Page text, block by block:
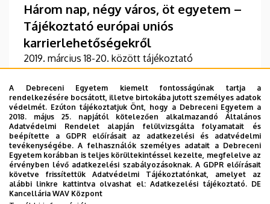
Három nap, négy város, öt egyetem –
Tájékoztató európai uniós
karrierlehetőségekről
2019. március 18-20. között tájékoztató
előadásokra került sor az EPSO versenyvizsgákon
keresztül pályázható európai uniós
karrierlehetőségekről.
TOVÁBB
Oldalszámozás
A Debreceni Egyetem kiemelt fontosságúnak tartja a
rendelkezésére bocsátott, illetve birtokába jutott személyes adatok
védelmét. Ezúton tájékoztatjuk Önt, hogy a Debreceni Egyetem a
2018. május 25. napjától kötelezően alkalmazandó Általános
Adatvédelmi Rendelet alapján felülvizsgálta folyamatait és
beépítette a GDPR előírásait az adatkezelési és adatvédelmi
tevékenységébe. A felhasználók személyes adatait a Debreceni
Egyetem korábban is teljes körültekintéssel kezelte, megfelelve az
érvényben lévő adatkezelési szabályozásoknak. A GDPR előírásait
követve frissítettük Adatvédelmi Tájékoztatónkat, amelyet az
alábbi linkre kattintva olvashat el:Adatkezelési tájékoztató. DE
Kancellária WAV Központ